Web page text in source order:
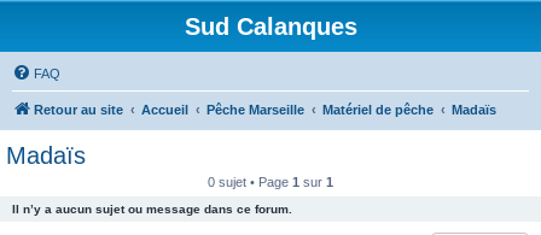
Sud Calanques
FAQ
Retour au site Accueil Pêche Marseille Matériel de pêche Madaïs
Madaïs
0 sujet • Page 1 sur 1
Il n’y a aucun sujet ou message dans ce forum.